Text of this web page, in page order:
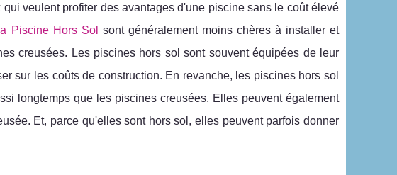
veulent profiter des avantages d'une piscine sans le coût élevé
Piscine Hors Sol sont généralement moins chères à installer et
creusées. Les piscines hors sol sont souvent équipées de leur
sur les coûts de construction. En revanche, les piscines hors sol
longtemps que les piscines creusées. Elles peuvent également
Et, parce qu'elles sont hors sol, elles peuvent parfois donner